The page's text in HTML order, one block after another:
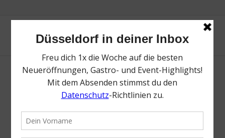
Genussmonat Oktober – Düsseldorfer
Spitzenköche